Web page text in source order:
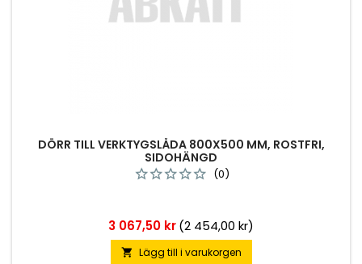
DÖRR TILL VERKTYGSLÅDA 800X500 MM, ROSTFRI,
SIDOHÄNGD
(0)
Pris
3 067,50 kr(2 454,00 kr)
 Lägg till i varukorgen